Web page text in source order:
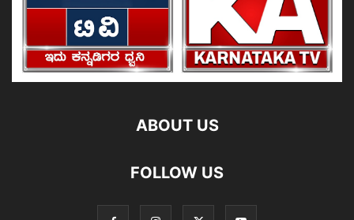
ABOUT US
FOLLOW US